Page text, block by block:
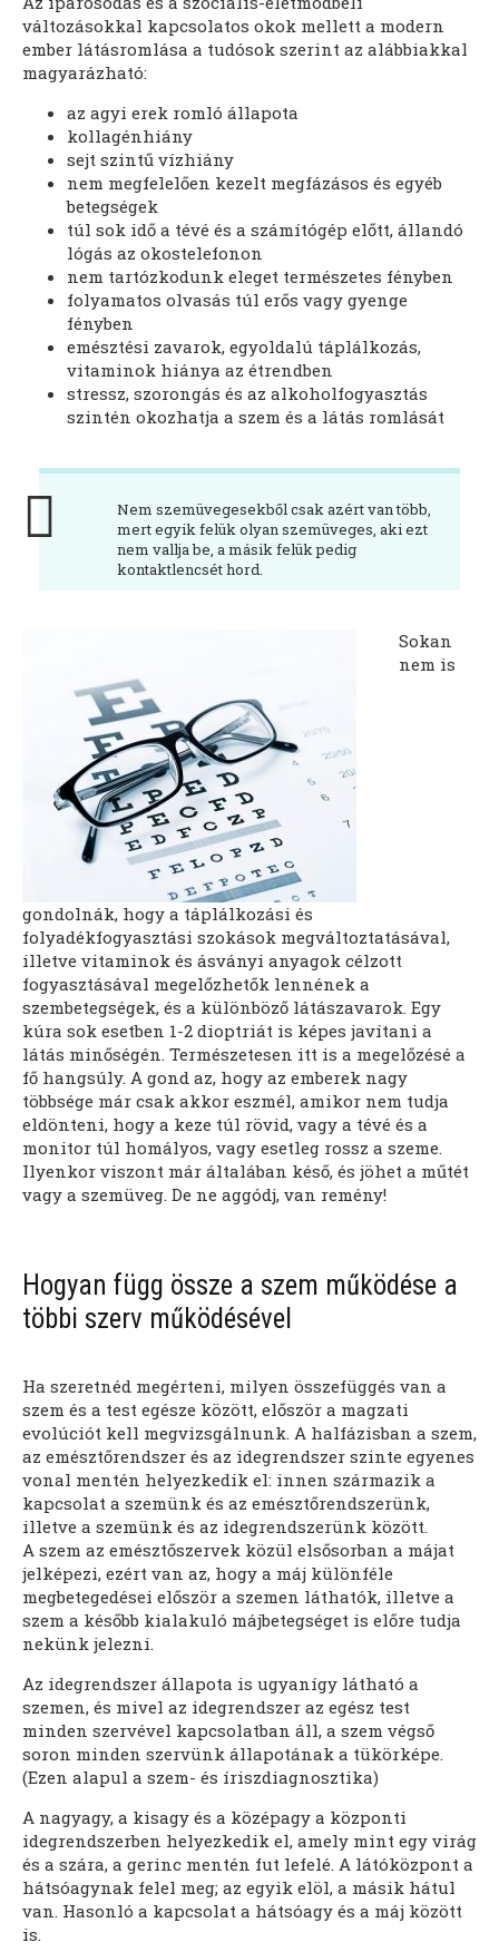
változásokkal kapcsolatos okok mellett a modern
ember látásromlása a tudósok szerint az alábbiakkal
magyarázható:
az agyi erek romló állapota
kollagénhiány
sejt szintű vízhiány
nem megfelelően kezelt megfázásos és egyéb
betegségek
túl sok idő a tévé és a számítógép előtt, állandó
lógás az okostelefonon
nem tartózkodunk eleget természetes fényben
folyamatos olvasás túl erős vagy gyenge
fényben
emésztési zavarok, egyoldalú táplálkozás,
vitaminok hiánya az étrendben
stressz, szorongás és az alkoholfogyasztás
szintén okozhatja a szem és a látás romlását
Nem szemüvegesekből csak azért van több,
mert egyik felük olyan szemüveges, aki ezt
nem vallja be, a másik felük pedig
kontaktlencsét hord.
Sokan
nem is
gondolnák, hogy a táplálkozási és
folyadékfogyasztási szokások megváltoztatásával,
illetve vitaminok és ásványi anyagok célzott
fogyasztásával megelőzhetők lennének a
szembetegségek, és a különböző látászavarok. Egy
kúra sok esetben 1-2 dioptriát is képes javítani a
látás minőségén. Természetesen itt is a megelőzésé a
fő hangsúly. A gond az, hogy az emberek nagy
többsége már csak akkor eszmél, amikor nem tudja
eldönteni, hogy a keze túl rövid, vagy a tévé és a
monitor túl homályos, vagy esetleg rossz a szeme.
Ilyenkor viszont már általában késő, és jöhet a műtét
vagy a szemüveg. De ne aggódj, van remény!
Hogyan függ össze a szem működése a
többi szerv működésével
Ha szeretnéd megérteni, milyen összefüggés van a
szem és a test egésze között, először a magzati
evolúciót kell megvizsgálnunk. A halfázisban a szem,
az emésztőrendszer és az idegrendszer szinte egyenes
vonal mentén helyezkedik el: innen származik a
kapcsolat a szemünk és az emésztőrendszerünk,
illetve a szemünk és az idegrendszerünk között.
A szem az emésztőszervek közül elsősorban a májat
jelképezi, ezért van az, hogy a máj különféle
megbetegedései először a szemen láthatók, illetve a
szem a később kialakuló májbetegséget is előre tudja
nekünk jelezni.
Az idegrendszer állapota is ugyanígy látható a
szemen, és mivel az idegrendszer az egész test
minden szervével kapcsolatban áll, a szem végső
soron minden szervünk állapotának a tükörképe.
(Ezen alapul a szem- és íriszdiagnosztika)
A nagyagy, a kisagy és a középagy a központi
idegrendszerben helyezkedik el, amely mint egy virág
és a szára, a gerinc mentén fut lefelé. A látóközpont a
hátsóagynak felel meg; az egyik elöl, a másik hátul
van. Hasonló a kapcsolat a hátsóagy és a máj között
is.